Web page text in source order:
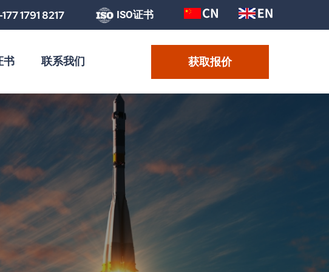
1791 8217 ISO证书
书 联系我们 获取报价